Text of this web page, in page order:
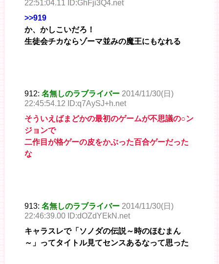
22:51:04.11 ID:GhFji3Q4.net
>>919
か、かしこいだろ！
生徒会チカならゾーマ並みの魔王にもなれる
912: 名無しのラブライバー 2014/11/30(日)
22:45:54.12 ID:q7AySJ+h.net
そういえばまどかの最初のゲームが不思議の○ン
ジョンで
二作目が格ゲーの皮をかぶった百合ゲーだった
な
913: 名無しのラブライバー 2014/11/30(日)
22:46:39.00 ID:dOZdYEkN.net
キャラスレで「ソノダの伝説～時のほむまん
～」ってタイトル見てセンスあるなって思った